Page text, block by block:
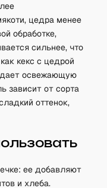
цедра менее
обработке,
сильнее, что
кекс с цедрой
освежающую
зависит от сорта
оттенок,
ее добавляют
и хлеба.